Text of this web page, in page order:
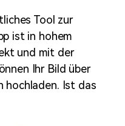
Tool zur
ist in hohem
und mit der
Ihr Bild über
Ist das